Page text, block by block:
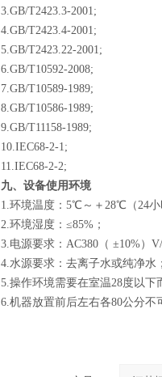
3.GB/T2423.3-2001;
4.GB/T2423.4-2001;
5.GB/T2423.22-2001;
6.GB/T10592-2008;
7.GB/T10589-1989;
8.GB/T10586-1989;
9.GB/T11158-1989;
10.IEC68-2-1;
11.IEC68-2-2;
九、设备使用环境
1.环境温度：5℃～＋28℃（24
2.环境湿度：≤85%；
3.电源要求：AC380（ ±10%）
4.水源要求：去离子水或纯净水；
5.操作环境需要在室温28度以下
6.机器放置前后左右各80公分不